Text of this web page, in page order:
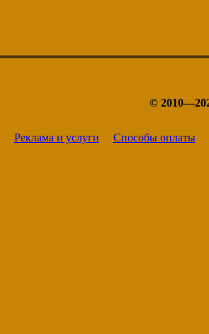
©
Реклама и услуги Способы оплаты